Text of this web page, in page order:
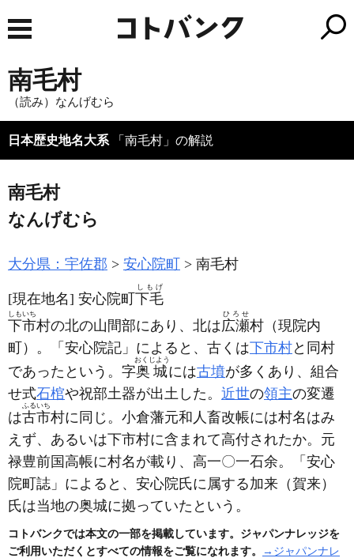
南毛村
（読み）なんげむら
日本歴史地名大系 「南毛村」の解説
南毛村
なんげむら
大分県：宇佐郡 安心院町 南毛村
[現在地名] 安心院町 下毛
しもげ
下市
しもいち
村の北の山間部にあり、北は広瀬
ひろせ
村 （現院内
町） 。「安心院記」によると、古くは下市村と同村
であったという。字奥城
おくじよう
には古墳が多くあり、組合
せ式石棺や祝部土器が出土した。 近世の領主の変遷
は古市
ふるいち
村に同じ。小倉藩元和人畜改帳には村名はみ
えず、あるいは下市村に含まれて高付されたか。元
禄豊前国高帳に村名が載り、高一〇一石余。「安心
院町誌」によると、安心院氏に属する加来 （賀来）
氏は当地の奥城に拠っていたという。
コトバンクでは本文の一部を掲載しています。ジャパンナレッジを
ご利用いただくとすべての情報をご覧になれます。
→ジャパンナレ